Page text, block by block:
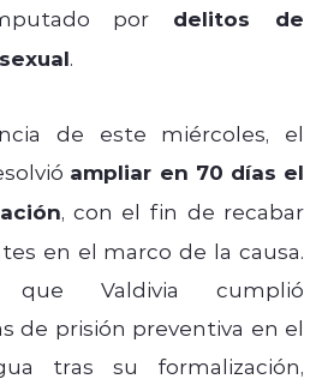
por delitos de
.
de este miércoles, el
ampliar en 70 días el
, con el fin de recabar
en el marco de la causa.
que Valdivia cumplió
de prisión preventiva en el
tras su formalización,